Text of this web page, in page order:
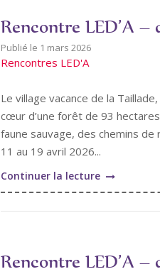
au
13
juin
à
Plounéour-
Brignogan-
Plages
(29
–
Finistère)"
Rencontre LED’A –
1 mars 2026
Rencontres LED'A
Le village vacance de la
cœur d’une forêt de 93
faune sauvage, des chemins
11 au 19 avril 2026...
"Rencontre
LED’A
–
au
Continuer la lecture
Rencontre LED’A